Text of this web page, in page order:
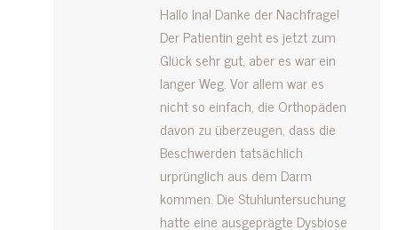
Hallo Ina! Danke der Nachfrage!
Der Patientin geht es jetzt zum
Glück sehr gut, aber es war ein
langer Weg. Vor allem war es
nicht so einfach, die Orthopäden
davon zu überzeugen, dass die
Beschwerden tatsächlich
urprünglich aus dem Darm
kommen. Die Stuhluntersuchung
hatte eine ausgeprägte Dysbiose